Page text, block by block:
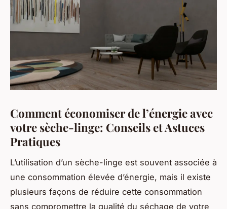
Comment économiser de l’énergie avec
votre sèche-linge: Conseils et Astuces
Pratiques
L’utilisation d’un sèche-linge est souvent associée à
une consommation élevée d’énergie, mais il existe
plusieurs façons de réduire cette consommation
sans compromettre la qualité du séchage de votre